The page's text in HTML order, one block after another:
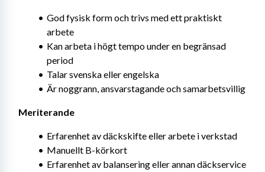
God fysisk form och trivs med ett praktiskt
arbete
Kan arbeta i högt tempo under en begränsad
period
Talar svenska eller engelska
Är noggrann, ansvarstagande och samarbetsvillig
Meriterande
Erfarenhet av däckskifte eller arbete i verkstad
Manuellt B-körkort
Erfarenhet av balansering eller annan däckservice